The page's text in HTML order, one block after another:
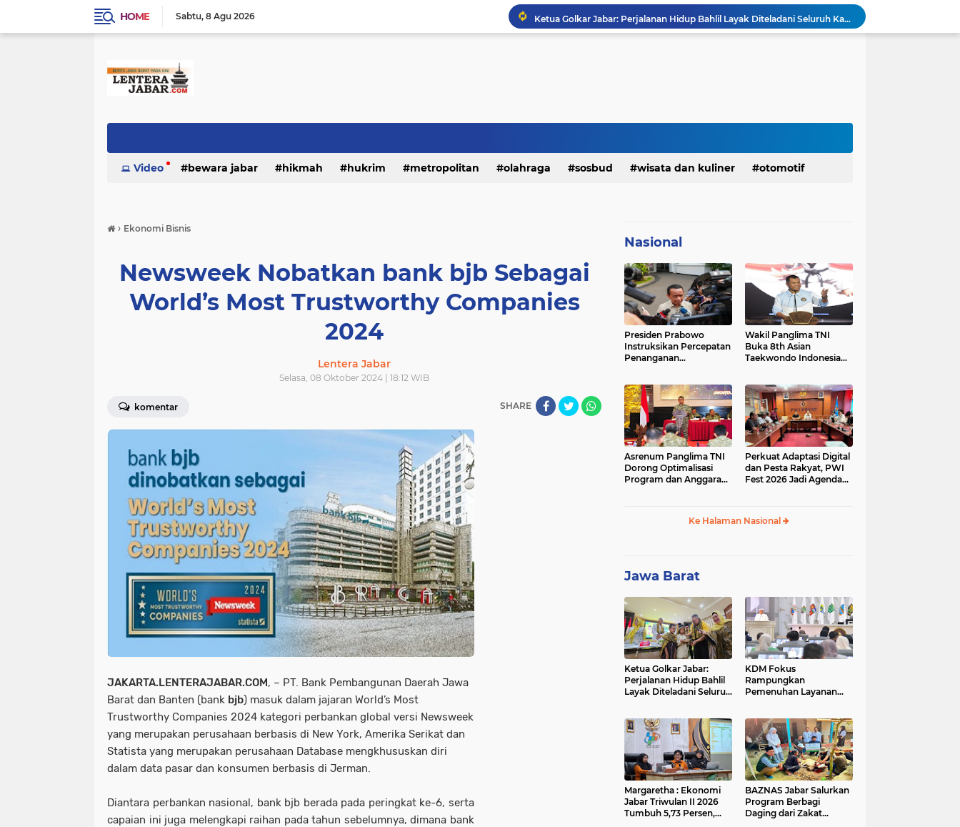
HOME Sabtu 8 Agu 2026
KDM Fokus Rampungkan Pemenuhan Layanan Dasar dan Konektivitas Wilayah pada 2027
Jelang Konferprov PWI Jabar, Bos Ayo Media Sambangi Rumah PWI Kota Bogor
Video bewara jabar hikmah hukrim metropolitan olahraga sosbud wisata dan kuliner otomotif
› Ekonomi Bisnis
Newsweek Nobatkan bank bjb Sebagai
World’s Most Trustworthy Companies
2024
Lentera Jabar
Selasa, 08 Oktober 2024 | 18:12 WIB
komentar SHARE
JAKARTA.LENTERAJABAR.COM, – PT. Bank Pembangunan Daerah Jawa
Barat dan Banten (bank bjb) masuk dalam jajaran World’s Most
Trustworthy Companies 2024 kategori perbankan global versi Newsweek
yang merupakan perusahaan berbasis di New York, Amerika Serikat dan
Statista yang merupakan perusahaan Database mengkhususkan diri
dalam data pasar dan konsumen berbasis di Jerman.
Diantara perbankan nasional, bank bjb berada pada peringkat ke-6, serta
capaian ini juga melengkapi raihan pada tahun sebelumnya, dimana bank
Nasional
Presiden Prabowo
Instruksikan Percepatan
Penanganan
BBM
Wakil Panglima TNI
Buka 8th Asian
Taekwondo Indonesia
Asrenum Panglima TNI
Dorong Optimalisasi
Program dan Anggaran
Perkuat Adaptasi Digital
dan Pesta Rakyat, PWI
Fest 2026 Jadi Agenda
Ke Halaman Nasional
Jawa Barat
Ketua Golkar Jabar:
Perjalanan Hidup Bahlil
Layak Diteladani Seluruh
KDM Fokus
Rampungkan
Pemenuhan Layanan
Margaretha : Ekonomi
Jabar Triwulan II 2026
Tumbuh 5,73 Persen,
BAZNAS Jabar Salurkan
Program Berbagi
Daging dari Zakat